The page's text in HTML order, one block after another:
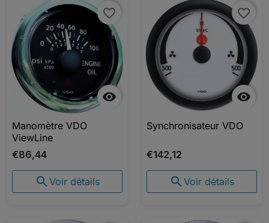

favorite_border
Manomètre VDO
ViewLine
€86,44
 Voir détails

favorite_border
Synchronisateur VDO
€142,12
 Voir détails